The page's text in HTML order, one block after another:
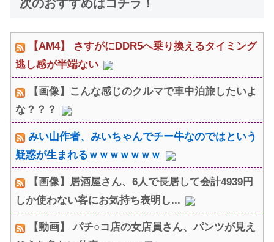
次のおすすめはコチラ！
【AM4】 さすがにDDR5へ乗り換えるタイミング
逃し感が半端ない
【画像】こんな感じのクルマで車中泊旅したいよ
な？？？
みい山作者、みいちゃんでチー牛なのではという
疑惑が生まれるｗｗｗｗｗｗｗ
【画像】居酒屋さん、6人で長居して会計4939円
しか使わない客にお気持ち表明し...
【動画】 パチ○コ店の女店員さん、パンツが見え